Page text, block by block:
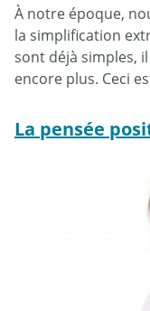
À notre époque,
la simplification
sont déjà simples,
encore plus. Ceci
La pensée